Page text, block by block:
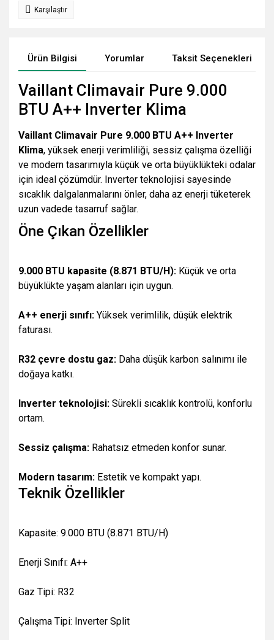
Karşılaştır
Ürün Bilgisi Yorumlar Taksit Seçenekleri
Vaillant Climavair Pure 9.000
BTU A++ Inverter Klima
Vaillant Climavair Pure 9.000 BTU A++ Inverter
Klima, yüksek enerji verimliliği, sessiz çalışma özelliği
ve modern tasarımıyla küçük ve orta büyüklükteki odalar
için ideal çözümdür. Inverter teknolojisi sayesinde
sıcaklık dalgalanmalarını önler, daha az enerji tüketerek
uzun vadede tasarruf sağlar.
Öne Çıkan Özellikler
9.000 BTU kapasite (8.871 BTU/H): Küçük ve orta
büyüklükte yaşam alanları için uygun.
A++ enerji sınıfı: Yüksek verimlilik, düşük elektrik
faturası.
R32 çevre dostu gaz: Daha düşük karbon salınımı ile
doğaya katkı.
Inverter teknolojisi: Sürekli sıcaklık kontrolü, konforlu
ortam.
Sessiz çalışma: Rahatsız etmeden konfor sunar.
Modern tasarım: Estetik ve kompakt yapı.
Teknik Özellikler
Kapasite: 9.000 BTU (8.871 BTU/H)
Enerji Sınıfı: A++
Gaz Tipi: R32
Çalışma Tipi: Inverter Split